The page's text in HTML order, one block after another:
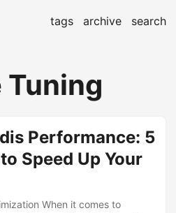
tags archive search
Tuning
Performance: 5
Speed Up Your
When it comes to